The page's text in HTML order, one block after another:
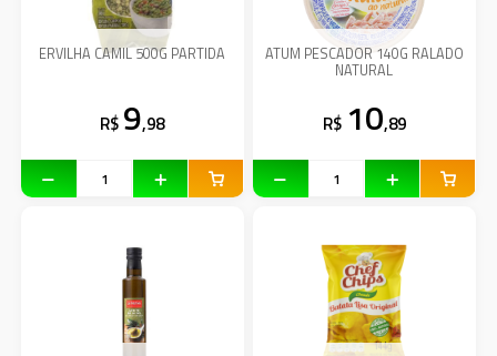
ERVILHA CAMIL 500G PARTIDA
R$ 9,98
ATUM PESCADOR 140G RALADO
NATURAL
R$ 10,89